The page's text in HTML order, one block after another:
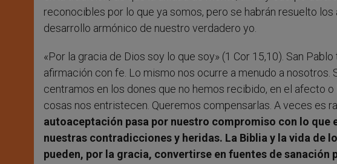
reconocibles por lo que ya somos, pero se habrán resuelto
desarrollo armónico de nuestro verdadero yo.
«Por la gracia de Dios soy lo que soy» (1 Cor 15,10). San
afirmación con fe. Lo mismo nos ocurre a menudo a
centramos en los dones que no hemos recibido, en el afecto
cosas nos entristecen. Queremos compensarlas. A veces es
autoaceptación pasa por nuestro compromiso con lo que
nuestras contradicciones y heridas. La Biblia y la vida de
pueden, por la gracia, convertirse en fuentes de sanación